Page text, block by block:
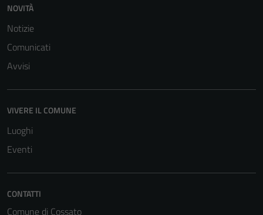
NOVITÀ
Notizie
Comunicati
Avvisi
VIVERE IL COMUNE
Luoghi
Eventi
CONTATTI
Comune di Cossato